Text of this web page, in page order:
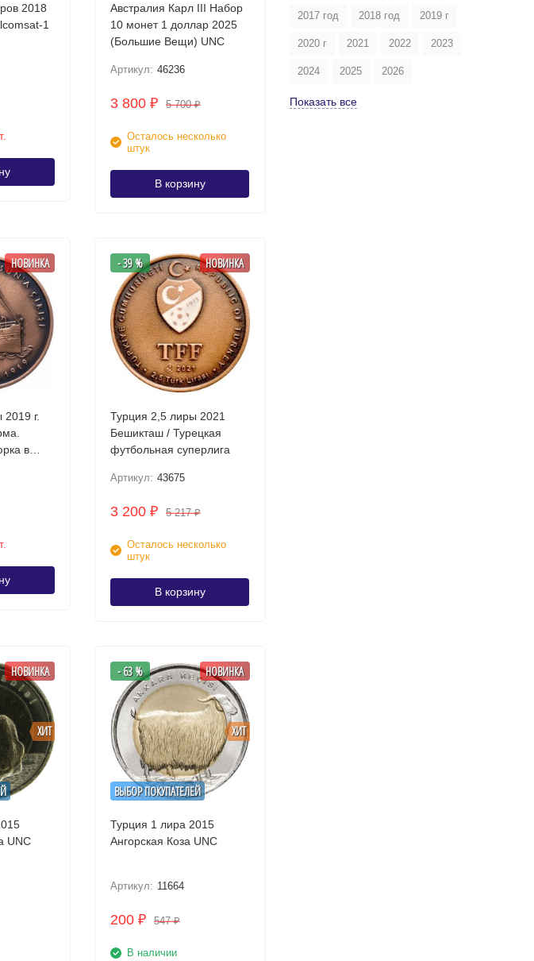
2018
1
Австралия Карл III Набор
10 монет 1 доллар 2025
(Большие Вещи) UNC
Артикул: 46236
3 800 ₽ 5 700₽
Осталось несколько
штук
В корзину
НОВИНКА
г.
в
- 39 % НОВИНКА
Турция 2,5 лиры 2021
Бешикташ / Турецкая
футбольная суперлига
Артикул: 43675
3 200 ₽ 5 217₽
Осталось несколько
штук
В корзину
ХИТ
НОВИНКА
Турецкая Ангора UNC
ВЫБОР ПОКУПАТЕЛЕЙ
ХИТ
- 63 % НОВИНКА
Турция 1 лира 2015
Ангорская Коза UNC
Артикул: 11664
200 ₽ 547₽
В наличии
2017 год 2018 год 2019 г
2020 г 2021 2022 2023
2024 2025 2026
Показать все